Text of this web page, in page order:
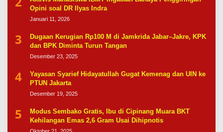
Opini soal DR Ilyas Indra
Januari 11, 2026
3
Dugaan Kerugian Rp100 M di Jamkrida Jabar–Jakre, KPK
dan BPK Diminta Turun Tangan
Desember 23, 2025
4
Yayasan Syarief Hidayatullah Gugat Kemenag dan UIN ke
PTUN Jakarta
Desember 19, 2025
5
Modus Sembako Gratis, Ibu di Cipinang Muara BKT
Kehilangan Emas 2,6 Gram Usai Dihipnotis